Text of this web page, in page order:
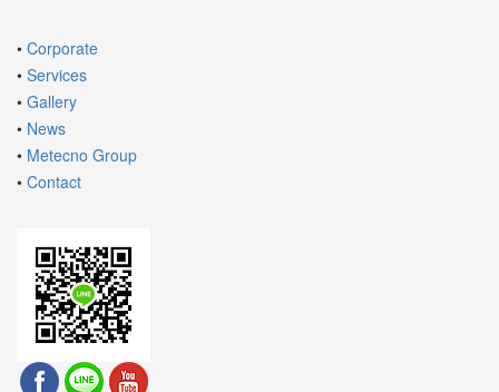
• Corporate
• Services
• Gallery
• News
• Metecno Group
• Contact